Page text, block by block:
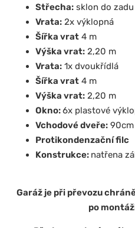
Střecha: sklon do zadu
Vrata: 2x výklopná
Šířka vrat 4 m
Výška vrat: 2,20 m
Vrata: 1x dvoukřídlá
Šířka vrat 4 m
Výška vrat: 2,20 m
Okno:6x plastové
Vchodové dveře: 90cm
Protikondenzační filc
Konstrukce: natřena
Garáž je při převozu
po